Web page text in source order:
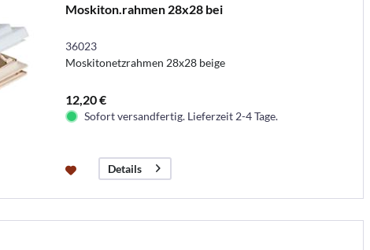
Moskiton.rahmen 28x28 bei
36023
Moskitonetzrahmen 28x28 beige
12,20 €
Sofort versandfertig. Lieferzeit 2-4 Tage.
Details